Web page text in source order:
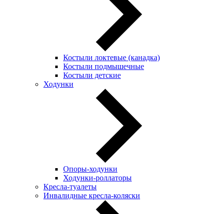
Костыли локтевые (канадка)
Костыли подмышечные
Костыли детские
Ходунки
Опоры-ходунки
Ходунки-роллаторы
Кресла-туалеты
Инвалидные кресла-коляски